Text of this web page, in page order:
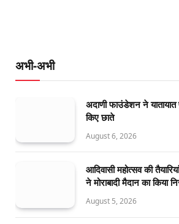
अभी-अभी
अदाणी फाउंडेशन ने यातायात
किए छाते
August 6, 2026
आदिवासी महोत्सव की
ने मोराबादी मैदान का किया
August 5, 2026